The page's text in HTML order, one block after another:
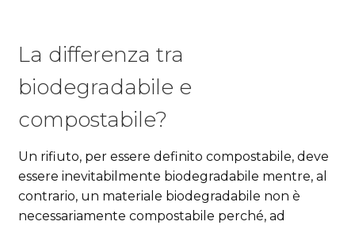
La differenza tra
biodegradabile e
compostabile?
Un rifiuto, per essere definito compostabile, deve
essere inevitabilmente biodegradabile mentre, al
contrario, un materiale biodegradabile non è
necessariamente compostabile perché, ad